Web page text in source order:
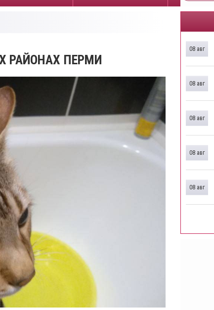
РАЙОНАХ ПЕРМИ
08 авг
08 авг
08 авг
08 авг
08 авг